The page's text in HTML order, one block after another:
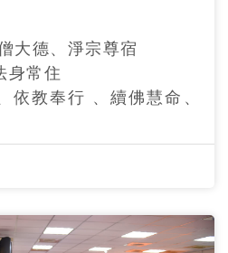
一代高僧大德、淨宗尊宿
身常住
依教奉行 、續佛慧命、